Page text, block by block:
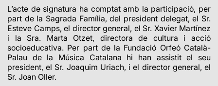
L’acte de signatura ha comptat amb la participació, per
part de la Sagrada Família, del president delegat, el Sr.
Esteve Camps, el director general, el Sr. Xavier Martínez
i la Sra. Marta Otzet, directora de cultura i acció
socioeducativa. Per part de la Fundació Orfeó Català-
Palau de la Música Catalana hi han assistit el seu
president, el Sr. Joaquim Uriach, i el director general, el
Sr. Joan Oller.